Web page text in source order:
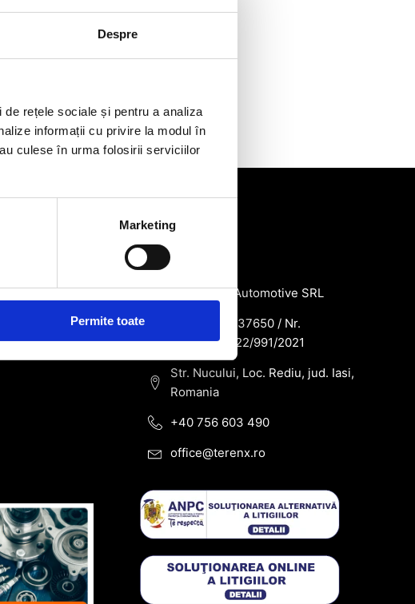
Despre
rețele sociale și pentru a analiza
informații cu privire la modul în
culese în urma folosirii serviciilor
Marketing
Permite toate
Contact
SC Terenx Automotive SRL
CUI: RO43937650 / Nr.
Reg.Com: J22/991/2021
Str. Nucului, Loc. Rediu, jud. Iasi,
Romania
+40 756 603 490
office@terenx.ro